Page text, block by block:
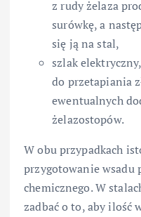
z rudy żelaza
surówkę, a
się ją na stal,
szlak
do przetapiania
ewentualnych
żelazostopów.
W obu przypadkach
przygotowanie wsadu
chemicznego. W
zadbać o to, aby ilość